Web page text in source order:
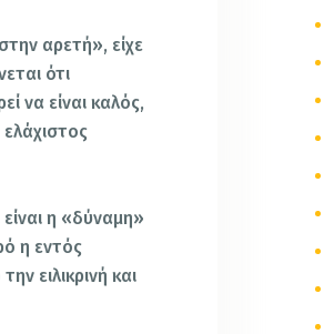
αρετή», είχε
ότι
να είναι καλός,
η «δύναμη»
η εντός
ειλικρινή και